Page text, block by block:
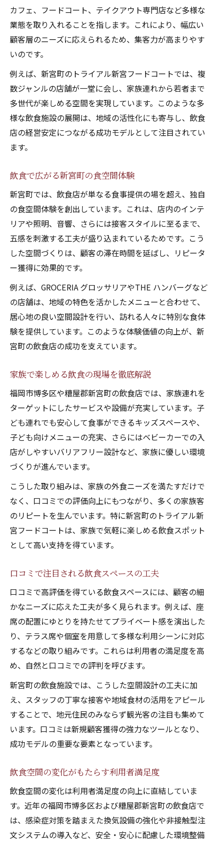
カフェ、フードコート、テイクアウト専門店など多様な
業態を取り入れることを指します。これにより、幅広い
顧客層のニーズに応えられるため、集客力が高まりやす
いのです。
例えば、新宮町のトライアル新宮フードコートでは、複
数ジャンルの店舗が一堂に会し、家族連れから若者まで
多世代が楽しめる空間を実現しています。このような多
様な飲食施設の展開は、地域の活性化にも寄与し、飲食
店の経営安定につながる成功モデルとして注目されてい
ます。
飲食で広がる新宮町の食空間体験
新宮町では、飲食店が単なる食事提供の場を超え、独自
の食空間体験を創出しています。これは、店内のインテ
リアや照明、音響、さらには接客スタイルに至るまで、
五感を刺激する工夫が盛り込まれているためです。こう
した空間づくりは、顧客の滞在時間を延ばし、リピータ
ー獲得に効果的です。
例えば、GROCERIA グロッサリアやTHE ハンバーグなど
の店舗は、地域の特色を活かしたメニューと合わせて、
居心地の良い空間設計を行い、訪れる人々に特別な食体
験を提供しています。このような体験価値の向上が、新
宮町の飲食店の成功を支えています。
家族で楽しめる飲食の現場を徹底解説
福岡市博多区や糟屋郡新宮町の飲食店では、家族連れを
ターゲットにしたサービスや設備が充実しています。子
ども連れでも安心して食事ができるキッズスペースや、
子ども向けメニューの充実、さらにはベビーカーでの入
店がしやすいバリアフリー設計など、家族に優しい環境
づくりが進んでいます。
こうした取り組みは、家族の外食ニーズを満たすだけで
なく、口コミでの評価向上にもつながり、多くの家族客
のリピートを生んでいます。特に新宮町のトライアル新
宮フードコートは、家族で気軽に楽しめる飲食スポット
として高い支持を得ています。
口コミで注目される飲食スペースの工夫
口コミで高評価を得ている飲食スペースには、顧客の細
かなニーズに応えた工夫が多く見られます。例えば、座
席の配置にゆとりを持たせてプライベート感を演出した
り、テラス席や個室を用意して多様な利用シーンに対応
するなどの取り組みです。これらは利用者の満足度を高
め、自然と口コミでの評判を呼びます。
新宮町の飲食施設では、こうした空間設計の工夫に加
え、スタッフの丁寧な接客や地域食材の活用をアピール
することで、地元住民のみならず観光客の注目も集めて
います。口コミは新規顧客獲得の強力なツールとなり、
成功モデルの重要な要素となっています。
飲食空間の変化がもたらす利用者満足度
飲食空間の変化は利用者満足度の向上に直結していま
す。近年の福岡市博多区および糟屋郡新宮町の飲食店で
は、感染症対策を踏まえた換気設備の強化や非接触型注
文システムの導入など、安全・安心に配慮した環境整備